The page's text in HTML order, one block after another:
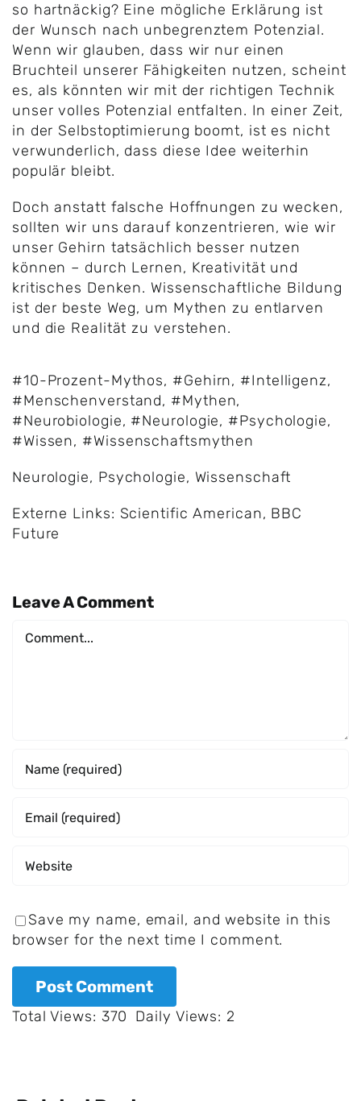
so hartnäckig? Eine mögliche Erklärung ist
der Wunsch nach unbegrenztem Potenzial.
Wenn wir glauben, dass wir nur einen
Bruchteil unserer Fähigkeiten nutzen, scheint
es, als könnten wir mit der richtigen Technik
unser volles Potenzial entfalten. In einer Zeit,
in der Selbstoptimierung boomt, ist es nicht
verwunderlich, dass diese Idee weiterhin
populär bleibt.
Doch anstatt falsche Hoffnungen zu wecken,
sollten wir uns darauf konzentrieren, wie wir
unser Gehirn tatsächlich besser nutzen
können – durch Lernen, Kreativität und
kritisches Denken. Wissenschaftliche Bildung
ist der beste Weg, um Mythen zu entlarven
und die Realität zu verstehen.
#10-Prozent-Mythos, #Gehirn, #Intelligenz,
#Menschenverstand, #Mythen,
#Neurobiologie, #Neurologie, #Psychologie,
#Wissen, #Wissenschaftsmythen
Neurologie, Psychologie, Wissenschaft
Externe Links: Scientific American, BBC
Future
Leave A Comment
Comment
Save my name, email, and website in this
browser for the next time I comment.
Total Views: 370 Daily Views: 2